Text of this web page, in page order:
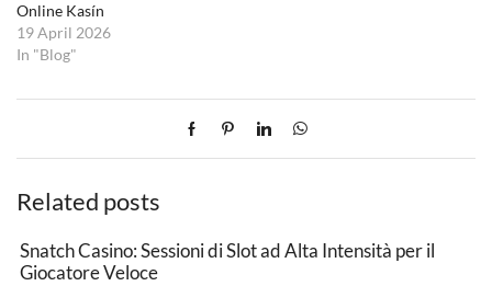
Online Kasín
19 April 2026
In "Blog"
Related posts
Snatch Casino: Sessioni di Slot ad Alta Intensità per il
Giocatore Veloce